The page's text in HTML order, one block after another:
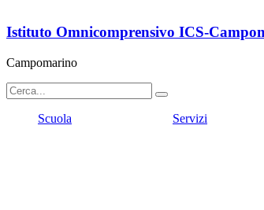
Istituto Omnicomprensivo ICS-
Campomarino
Scuola Servizi